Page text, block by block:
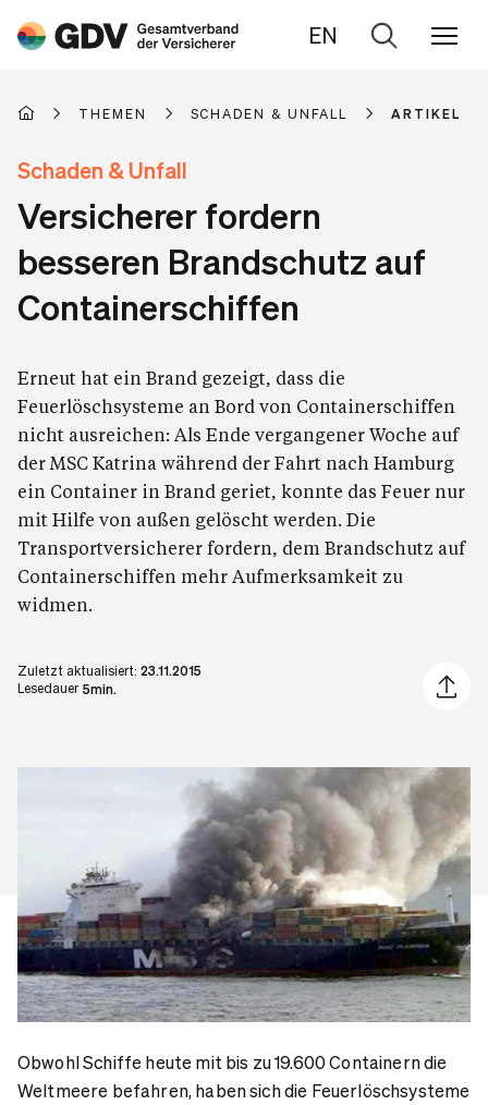
EN
Zur
THEMEN SCHADEN & UNFALL ARTIKEL
Schaden & Unfall
Versicherer fordern
besseren Brandschutz auf
Containerschiffen
Erneut hat ein Brand gezeigt, dass die
Feuerlöschsysteme an Bord von Containerschiffen
nicht ausreichen: Als Ende vergangener Woche auf
der MSC Katrina während der Fahrt nach Hamburg
ein Container in Brand geriet, konnte das Feuer nur
mit Hilfe von außen gelöscht werden. Die
Transportversicherer fordern, dem Brandschutz auf
Containerschiffen mehr Aufmerksamkeit zu
widmen.
Zuletzt aktualisiert: 23.11.2015
Lesedauer 5min.
Artikel
Obwohl Schiffe heute mit bis zu 19.600 Containern die
Weltmeere befahren, haben sich die Feuerlöschsysteme